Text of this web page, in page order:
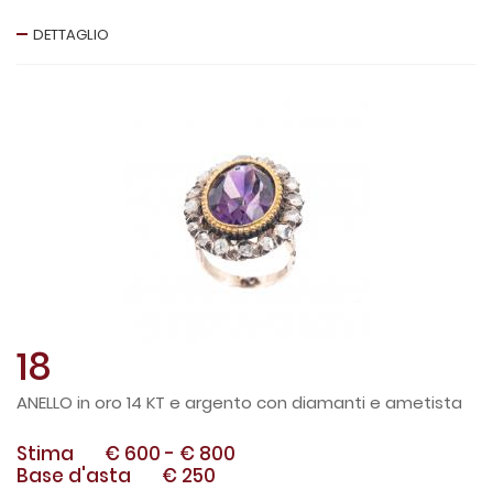
DETTAGLIO
18
ANELLO in oro 14 KT e argento con diamanti e ametista
Stima € 600 - € 800
Base d'asta
€ 250